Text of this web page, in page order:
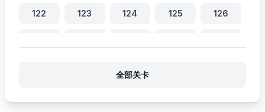
122 123 124 125 126
全部关卡